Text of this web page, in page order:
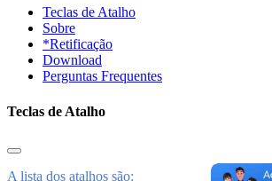
Teclas de Atalho
Sobre
*Retificação
Download
Perguntas Frequentes
Teclas de Atalho
A lista dos atalhos são: